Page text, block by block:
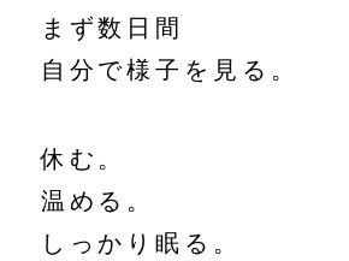
まず数日間
自分で様子を見る。
休む。
温める。
しっかり眠る。